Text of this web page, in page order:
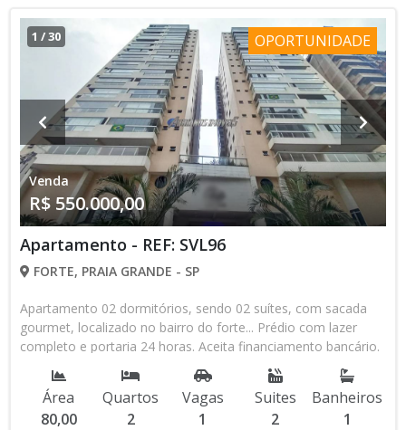
1 /30 OPORTUNIDADE
Venda
R$ 550.000,00
Apartamento - REF: SVL96
FORTE, PRAIA GRANDE - SP
Apartamento 02 dormitórios, sendo 02 suítes, com sacada
gourmet, localizado no bairro do forte... Prédio com lazer
completo e portaria 24 horas. Aceita financiamento bancário.
Área
80,00
Quartos
2
Vagas
1
Suites
2
Banheiros
1